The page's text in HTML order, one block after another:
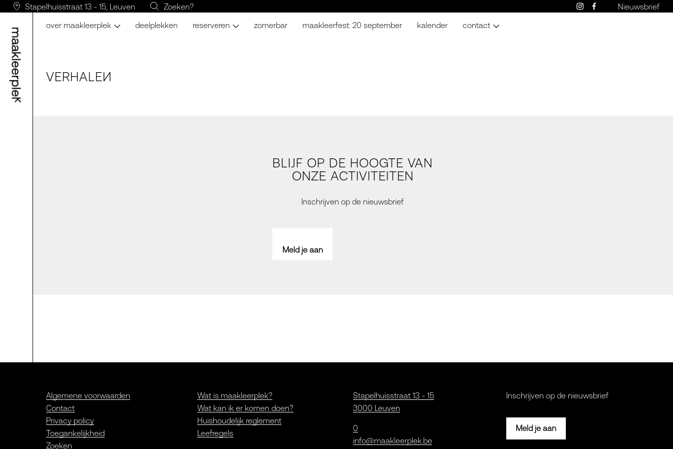
Stapelhuisstraat 13 - 15, Leuven Zoeken? Nieuwsbrief
over maakleerplek deelplekken reserveren zomerbar maakleerfest: 20 september kalender contact
VERHALEN
BLIJF OP DE HOOGTE VAN
ONZE ACTIVITEITEN
Inschrijven op de nieuwsbrief
Meld je aan
Algemene voorwaarden
Contact
Privacy policy
Toegankelijkheid
Zoeken
Wat is maakleerplek?
Wat kan ik er komen doen?
Huishoudelijk reglement
Leefregels
Stapelhuisstraat 13 - 15
3000 Leuven
0
info@maakleerplek.be
Inschrijven op de nieuwsbrief
Meld je aan